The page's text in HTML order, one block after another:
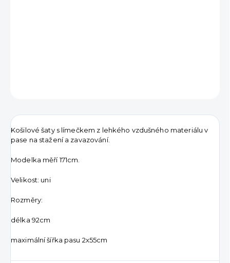
Košilové šaty s límečkem z lehkého vzdušného materiálu v
pase na stažení a zavazování.
Modelka měří 171cm.
Velikost: uni
Rozměry:
délka 92cm
maximální šířka pasu 2x55cm